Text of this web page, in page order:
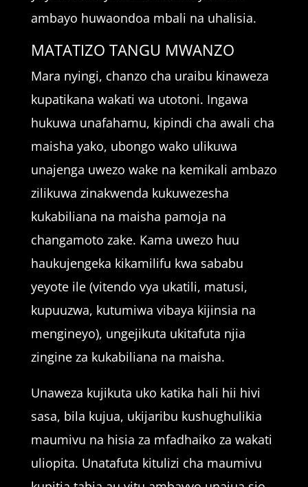
ambayo huwaondoa mbali na uhalisia.
MATATIZO TANGU MWANZO
Mara nyingi, chanzo cha uraibu kinaweza
kupatikana wakati wa utotoni. Ingawa
hukuwa unafahamu, kipindi cha awali cha
maisha yako, ubongo wako ulikuwa
unajenga uwezo wake na kemikali ambazo
zilikuwa zinakwenda kukuwezesha
kukabiliana na maisha pamoja na
changamoto zake. Kama uwezo huu
haukujengeka kikamilifu kwa sababu
yeyote ile (vitendo vya ukatili, matusi,
kupuuzwa, kutumiwa vibaya kijinsia na
mengineyo), ungejikuta ukitafuta njia
zingine za kukabiliana na maisha.
Unaweza kujikuta uko katika hali hii hivi
sasa, bila kujua, ukijaribu kushughulikia
maumivu na hisia za mfadhaiko za wakati
uliopita. Unatafuta kitulizi cha maumivu